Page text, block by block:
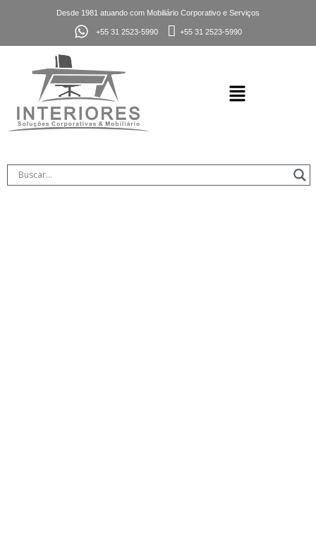
Desde 1981 atuando com Mobiliário Corporativo e Serviços
+55 31 2523-5990 +55 31 2523-5990